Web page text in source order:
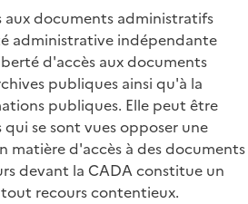
aux documents administratifs
administrative indépendante
d'accès aux documents
publiques ainsi qu'à la
publiques. Elle peut être
qui se sont vues opposer une
matière d'accès à des documents
devant la CADA constitue un
recours contentieux.